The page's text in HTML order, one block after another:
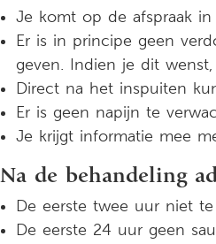
Je komt op de afspraak
Er is in principe geen
geven. Indien je dit
Direct na het inspuiten
Er is geen napijn te
Je krijgt informatie mee
Na de behandeling
De eerste twee uur niet
De eerste 24 uur geen